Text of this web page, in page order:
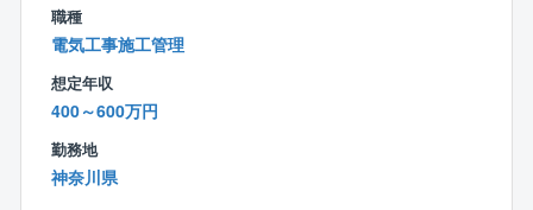
◎非常用発電機工事
◎コージェネレーション設備工事
■配属部署について：
同組織は11名の方が活躍しております。
（20代2名 30代1名 40代3名 50代5名）
職種
電気工事施工管理
想定年収
400～600万円
勤務地
神奈川県